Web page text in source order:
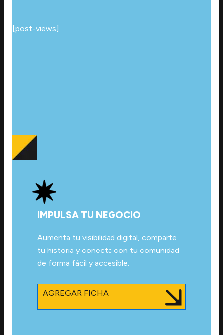
[post-views]
IMPULSA TU NEGOCIO
Aumenta tu visibilidad digital, comparte
tu historia y conecta con tu comunidad
de forma fácil y accesible.
AGREGAR FICHA